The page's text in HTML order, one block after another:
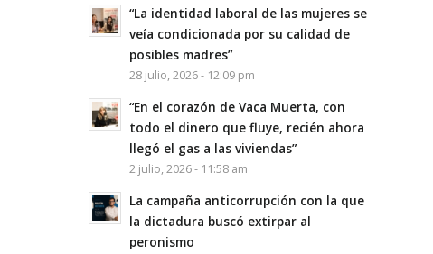
“La identidad laboral de las mujeres se
veía condicionada por su calidad de
posibles madres”
28 julio, 2026 - 12:09 pm
“En el corazón de Vaca Muerta, con
todo el dinero que fluye, recién ahora
llegó el gas a las viviendas”
2 julio, 2026 - 11:58 am
La campaña anticorrupción con la que
la dictadura buscó extirpar al
peronismo